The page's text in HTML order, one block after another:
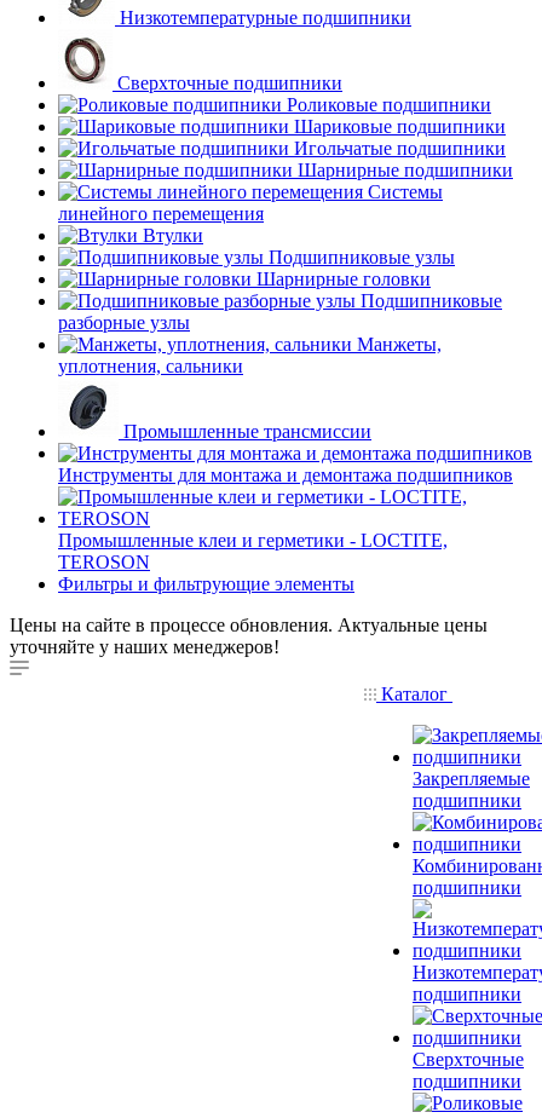
Низкотемпературные подшипники
Сверхточные подшипники
Роликовые подшипники
Шариковые подшипники
Игольчатые подшипники
Шарнирные подшипники
Системы
линейного перемещения
Втулки
Подшипниковые узлы
Шарнирные головки
Подшипниковые
разборные узлы
Манжеты,
уплотнения, сальники
Промышленные трансмиссии
Инструменты для монтажа и демонтажа подшипников
Промышленные клеи и герметики - LOCTITE,
TEROSON
Фильтры и фильтрующие элементы
Цены на сайте в процессе обновления. Актуальные цены
уточняйте у наших менеджеров!
Каталог
Закрепляемые
подшипники
подшипники
подшипники
Сверхточные
подшипники